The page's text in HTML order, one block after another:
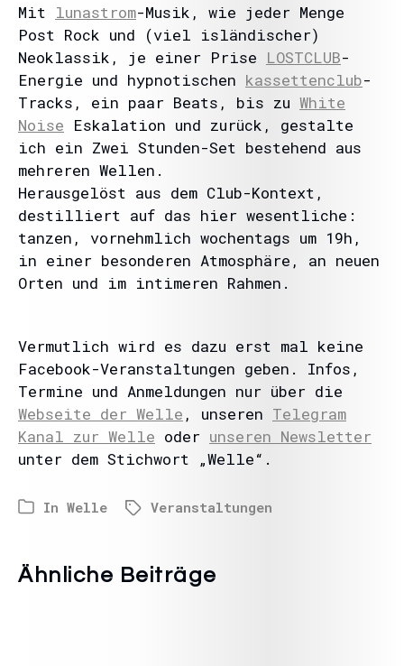
Mit lunastrom-Musik, wie jeder Menge
Post Rock und (viel isländischer)
Neoklassik, je einer Prise LOSTCLUB-
Energie und hypnotischen kassettenclub-
Tracks, ein paar Beats, bis zu White
Noise Eskalation und zurück, gestalte
ich ein Zwei Stunden-Set bestehend aus
mehreren Wellen.
Herausgelöst aus dem Club-Kontext,
destilliert auf das hier wesentliche:
tanzen, vornehmlich wochentags um 19h,
in einer besonderen Atmosphäre, an neuen
Orten und im intimeren Rahmen.
Vermutlich wird es dazu erst mal keine
Facebook-Veranstaltungen geben. Infos,
Termine und Anmeldungen nur über die
Webseite der Welle , unseren Telegram
Kanal zur Welle oder unseren Newsletter
unter dem Stichwort „Welle“.
In Welle Veranstaltungen
Ähnliche Beiträge